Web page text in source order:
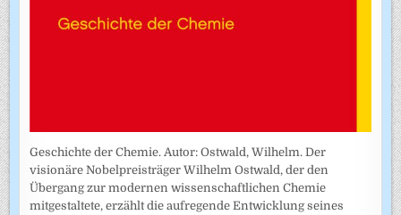
Geschichte der Chemie. Autor: Ostwald, Wilhelm. Der
visionäre Nobelpreisträger Wilhelm Ostwald, der den
Übergang zur modernen wissenschaftlichen Chemie
mitgestaltete, erzählt die aufregende Entwicklung seines